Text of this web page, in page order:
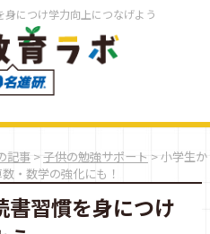
につけ学力向上につなげよう
記事 >子供の勉強サポート >小学生か
・数学の強化にも！
書習慣を身につけ